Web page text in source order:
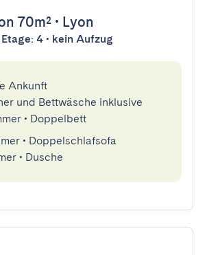
70m² • Lyon
4 • kein Aufzug
Ankunft
und Bettwäsche inklusive
• Doppelbett
• Doppelschlafsofa
• Dusche